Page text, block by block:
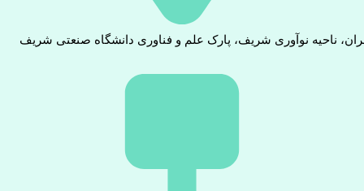
ناحیه نوآوری شریف، پارک علم و فناوری دانشگاه صنعتی شریف